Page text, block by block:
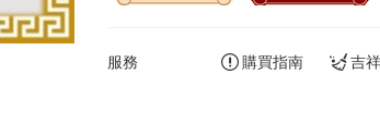
服務 購買指南 吉